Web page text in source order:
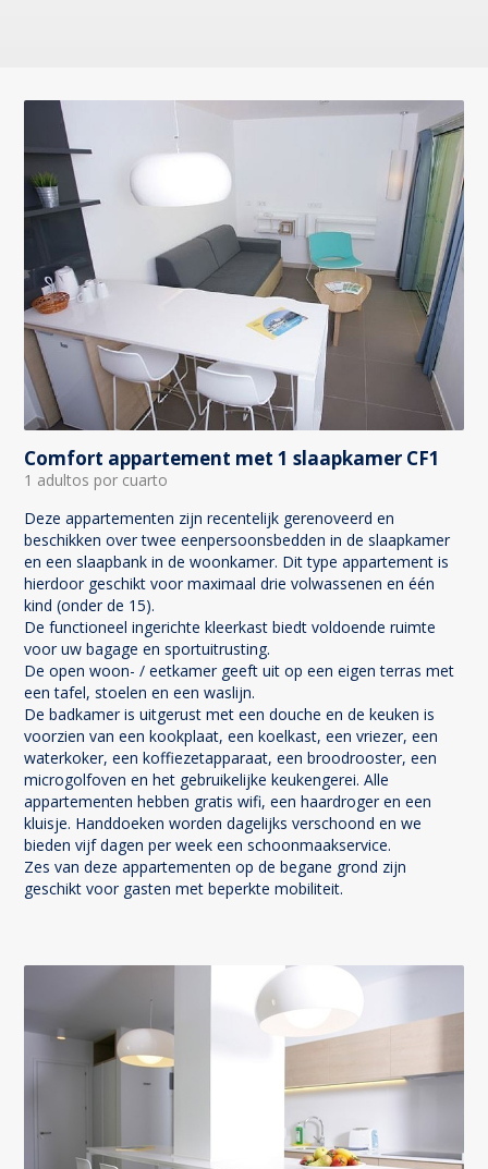
Comfort appartement met 1 slaapkamer CF1
1 adultos por cuarto
Deze appartementen zijn recentelijk gerenoveerd en
beschikken over twee eenpersoonsbedden in de slaapkamer
en een slaapbank in de woonkamer. Dit type appartement is
hierdoor geschikt voor maximaal drie volwassenen en één
kind (onder de 15).
De functioneel ingerichte kleerkast biedt voldoende ruimte
voor uw bagage en sportuitrusting.
De open woon- / eetkamer geeft uit op een eigen terras met
een tafel, stoelen en een waslijn.
De badkamer is uitgerust met een douche en de keuken is
voorzien van een kookplaat, een koelkast, een vriezer, een
waterkoker, een koffiezetapparaat, een broodrooster, een
microgolfoven en het gebruikelijke keukengerei. Alle
appartementen hebben gratis wifi, een haardroger en een
kluisje. Handdoeken worden dagelijks verschoond en we
bieden vijf dagen per week een schoonmaakservice.
Zes van deze appartementen op de begane grond zijn
geschikt voor gasten met beperkte mobiliteit.